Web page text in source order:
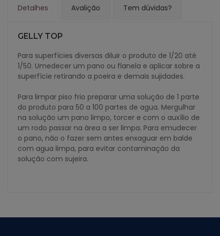
Detalhes Avalição Tem dúvidas?
GELLY TOP
Para superfícies diversas diluir o produto de 1/20 até
1/50. Umedecer um pano ou flanela e aplicar sobre a
superfície retirando a poeira e demais sujidades.
Para limpar piso frio preparar uma solução de 1 parte
do produto para 50 a 100 partes de agua. Mergulhar
na solução um pano limpo, torcer e com o auxílio de
um rodo passar na área a ser limpa. Para emudecer
o pano, não o fazer sem antes enxaguar em balde
com agua limpa, para evitar contaminação da
solução com sujeira.